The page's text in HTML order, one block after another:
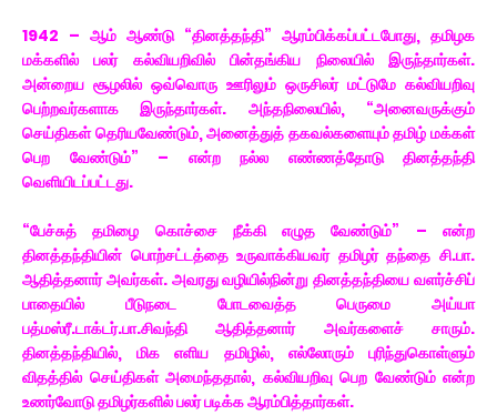
1942 – ஆம் ஆண்டு “தினத்தந்தி” ஆரம்பிக்கப்பட்டபோது, தமிழக
மக்களில் பலர் கல்வியறிவில் பின்தங்கிய நிலையில் இருந்தார்கள்.
அன்றைய சூழலில் ஒவ்வொரு ஊரிலும் ஒருசிலர் மட்டுமே கல்வியறிவு
பெற்றவர்களாக இருந்தார்கள். அந்தநிலையில், “அனைவருக்கும்
செய்திகள் தெரியவேண்டும், அனைத்துத் தகவல்களையும் தமிழ் மக்கள்
பெற வேண்டும்” – என்ற நல்ல எண்ணத்தோடு தினத்தந்தி
வெளியிடப்பட்டது.
“பேச்சுத் தமிழை கொச்சை நீக்கி எழுத வேண்டும்” – என்ற
தினத்தந்தியின் பொற்சட்டத்தை உருவாக்கியவர் தமிழர் தந்தை சி.பா.
ஆதித்தனார் அவர்கள். அவரது வழியில்நின்று தினத்தந்தியை வளர்ச்சிப்
பாதையில் பீடுநடை போடவைத்த பெருமை அய்யா
பத்மஸ்ரீ.டாக்டர்.பா.சிவந்தி ஆதித்தனார் அவர்களைச் சாரும்.
தினத்தந்தியில், மிக எளிய தமிழில், எல்லோரும் புரிந்துகொள்ளும்
விதத்தில் செய்திகள் அமைந்ததால், கல்வியறிவு பெற வேண்டும் என்ற
உணர்வோடு தமிழர்களில் பலர் படிக்க ஆரம்பித்தார்கள்.